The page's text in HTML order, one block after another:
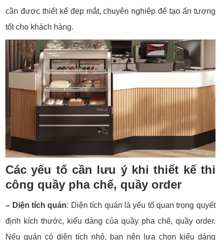
cần được thiết kế đẹp mắt, chuyên nghiệp để tạo ấn tượng
tốt cho khách hàng.
Các yếu tố cần lưu ý khi thiết kế thi
công quầy pha chế, quầy order
– Diện tích quán: Diện tích quán là yếu tố quan trọng quyết
định kích thước, kiểu dáng của quầy pha chế, quầy order.
Nếu quán có diện tích nhỏ, bạn nên lựa chọn kiểu dáng